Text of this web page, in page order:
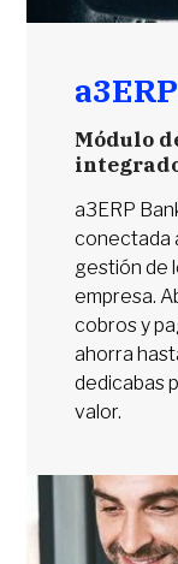
Módulo
a3ERP
conectada
gestión de
empresa.
cobros y
ahorra
dedicabas
valor.